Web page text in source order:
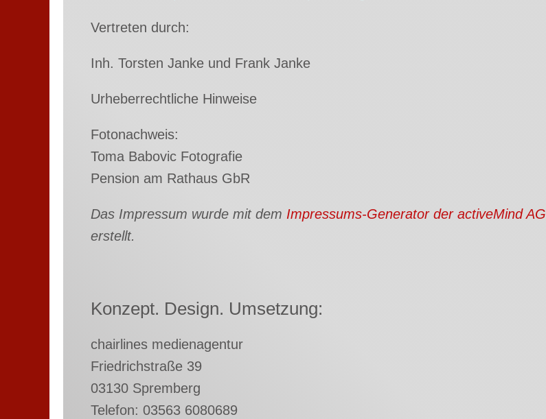
Vertreten durch:
Inh. Torsten Janke und Frank Janke
Urheberrechtliche Hinweise
Fotonachweis:
Toma Babovic Fotografie
Pension am Rathaus GbR
Das Impressum wurde mit dem Impressums-Generator der activeMind AG
erstellt.
Konzept. Design. Umsetzung:
chairlines medienagentur
Friedrichstraße 39
03130 Spremberg
Telefon: 03563 6080689